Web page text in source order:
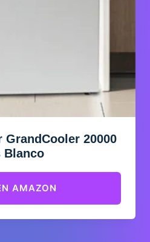
20000
Blanco
AMAZON